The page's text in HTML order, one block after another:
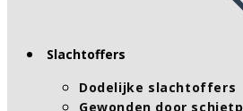
Slachtoffers
Dodelijke slachtoffers
Gewonden door